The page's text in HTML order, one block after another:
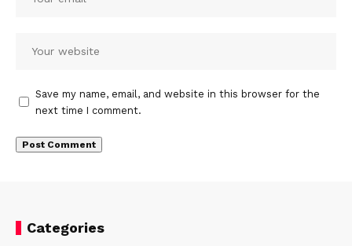
Save my name, email, and website in this browser for the
next time I comment.
Categories